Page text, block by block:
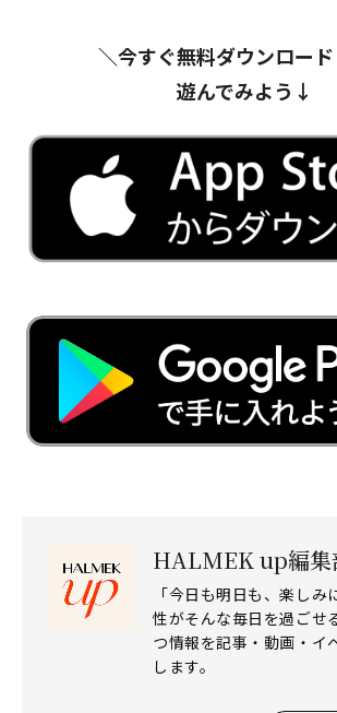
＼今すぐ無料ダウンロー
遊んでみよう↓
HALMEK up編集
「今日も明日も、楽し
性がそんな毎日を過ごせ
つ情報を記事・動画・イ
します。